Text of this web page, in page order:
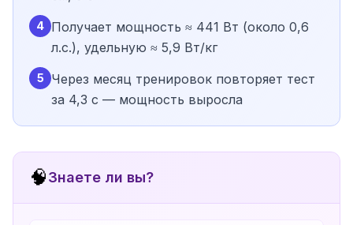
4 Получает мощность ≈ 441 Вт (около 0,6
л.с.), удельную ≈ 5,9 Вт/кг
5
Через месяц тренировок повторяет тест
за 4,3 с — мощность выросла
🧠Знаете ли вы?